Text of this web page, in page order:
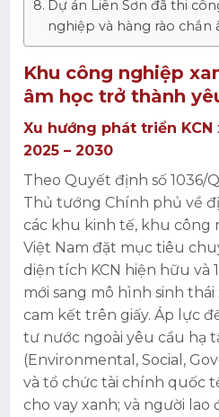
Dự án Liên Sơn đã thi
nghiệp và hàng rào chắn
Khu công nghiệp
âm học trở thành
Xu hướng phát triển KCN
2025 – 2030
Theo Quyết định số 1036/
Thủ tướng Chính phủ về
các khu kinh tế, khu công
Việt Nam đặt mục tiêu
diện tích KCN hiện hữu và
mới sang mô hình sinh
cam kết trên giấy. Áp lực
tư nước ngoài yêu cầu hạ
(Environmental, Social,
và tổ chức tài chính quốc
cho vay xanh; và người